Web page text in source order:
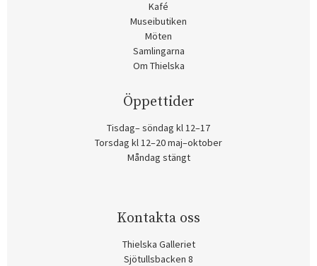
Kafé
Museibutiken
Möten
Samlingarna
Om Thielska
Öppettider
Tisdag– söndag kl 12–17
Torsdag kl 12–20 maj–oktober
Måndag stängt
Kontakta oss
Thielska Galleriet
Sjötullsbacken 8